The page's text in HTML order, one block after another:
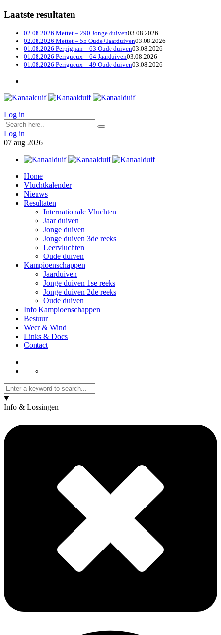
Laatste resultaten
02.08.2026 Mettet – 290 Jonge duiven03.08.2026
02.08.2026 Mettet – 55 Oude+Jaarduiven03.08.2026
01.08.2026 Perpignan – 63 Oude duiven03.08.2026
01.08.2026 Perigueux – 64 Jaarduiven03.08.2026
01.08.2026 Perigueux – 49 Oude duiven03.08.2026
Log in
Log in
07 aug 2026
Home
Vluchtkalender
Nieuws
Resultaten
Internationale Vluchten
Jaar duiven
Jonge duiven
Jonge duiven 3de reeks
Leervluchten
Oude duiven
Kampioenschappen
Jaarduiven
Jonge duiven 1se reeks
Jonge duiven 2de reeks
Oude duiven
Info Kampioenschappen
Bestuur
Weer & Wind
Links & Docs
Contact
Info & Lossingen